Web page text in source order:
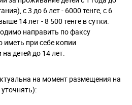
с 3 до 6 лет - 6000 тенге, с 6
14 лет - 8 500 тенге в сутки.
направить по факсу
иметь при себе копии
детей до 14 лет.
на момент размещения на